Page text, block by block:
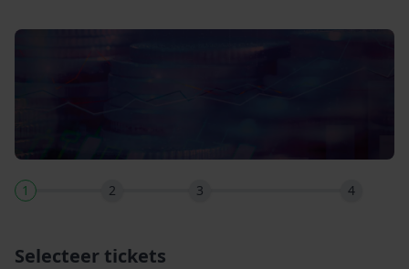
1 2 3 4
Selecteer tickets